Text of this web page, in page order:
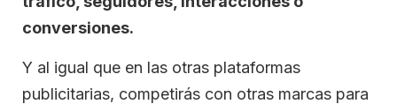
conversiones.
Y al igual que en las otras plataformas
publicitarias, competirás con otras marcas para